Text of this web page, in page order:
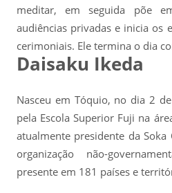
meditar, em seguida põe
audiências privadas e inicia os
cerimoniais. Ele termina o dia
Daisaku Ikeda
Nasceu em Tóquio, no dia 2
pela Escola Superior Fuji na
atualmente presidente da Soka
organização não-
presente em 181 países e